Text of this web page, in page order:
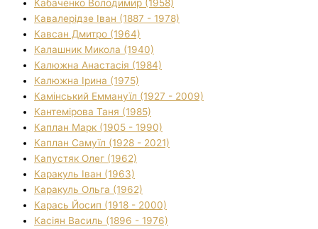
Кабаченко Володимир (1958)
Кавалерідзе Іван (1887 - 1978)
Кавсан Дмитро (1964)
Калашник Микола (1940)
Калюжна Анастасія (1984)
Калюжна Ірина (1975)
Камінський Еммануїл (1927 - 2009)
Кантемірова Таня (1985)
Каплан Марк (1905 - 1990)
Каплан Самуїл (1928 - 2021)
Капустяк Олег (1962)
Каракуль Іван (1963)
Каракуль Ольга (1962)
Карась Йосип (1918 - 2000)
Касіян Василь (1896 - 1976)